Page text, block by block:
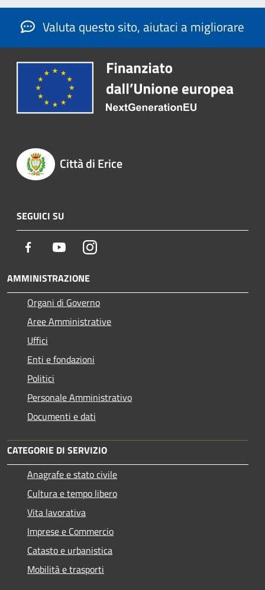
Valuta questo sito, aiutaci a migliorare
Città di Erice
SEGUICI SU
Facebook YoutubeInstagram
AMMINISTRAZIONE
Organi di Governo
Aree Amministrative
Uffici
Enti e fondazioni
Politici
Personale Amministrativo
Documenti e dati
CATEGORIE DI SERVIZIO
Anagrafe e stato civile
Cultura e tempo libero
Vita lavorativa
Imprese e Commercio
Catasto e urbanistica
Mobilità e trasporti